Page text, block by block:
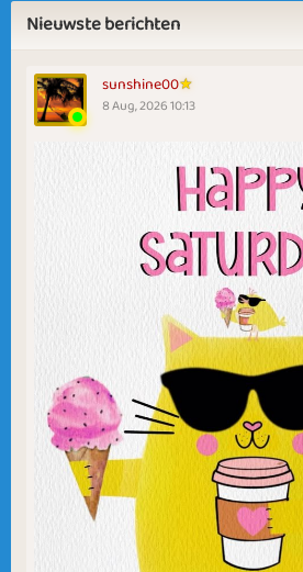
Nieuwste berichten
sunshine00
8 Aug, 2026 10:13